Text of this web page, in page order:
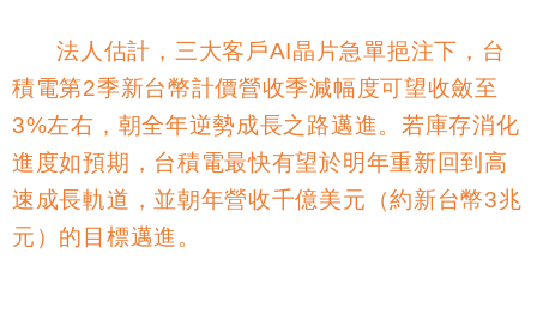
法人估計，三大客戶AI晶片急單挹注下，台
積電第2季新台幣計價營收季減幅度可望收斂至
3%左右，朝全年逆勢成長之路邁進。若庫存消化
進度如預期，台積電最快有望於明年重新回到高
速成長軌道，並朝年營收千億美元（約新台幣3兆
元）的目標邁進。